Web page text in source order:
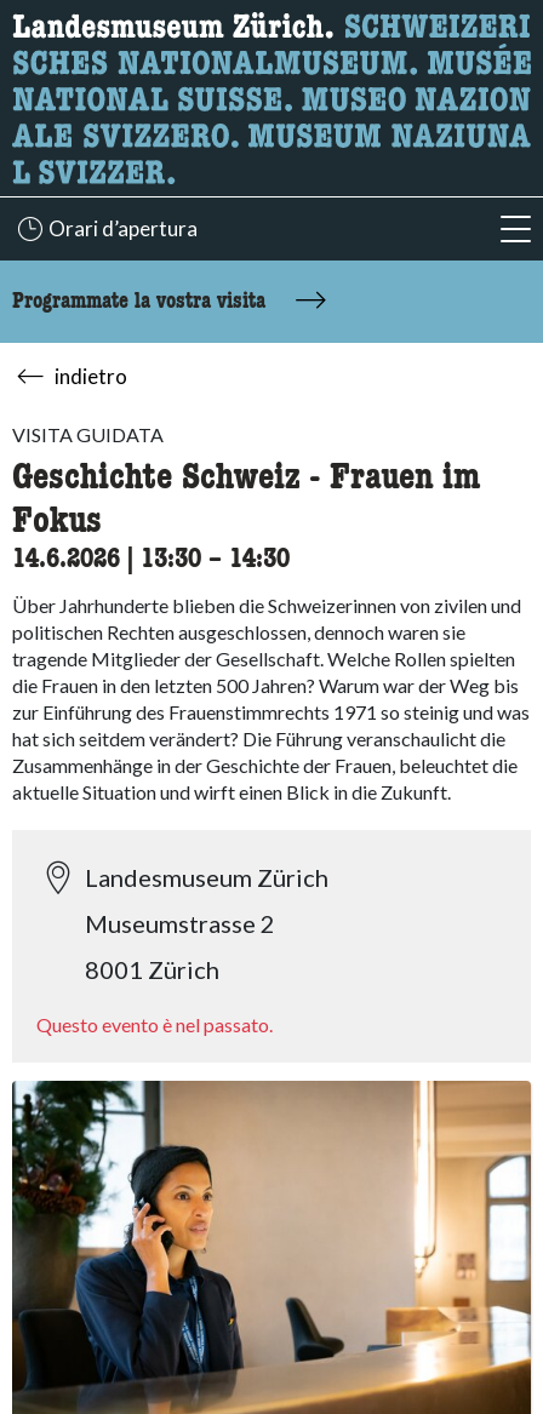
Ricerca
Qui è possibile cercare i contenuti della pagina.
Orari d’apertura
Programmate la vostra visita
indietro
VISITA GUIDATA
Geschichte Schweiz - Frauen im
Fokus
14.6.2026 13:30 accessibility.time_to
– 14:30
Über Jahrhunderte blieben die Schweizerinnen von zivilen und
politischen Rechten ausgeschlossen, dennoch waren sie
tragende Mitglieder der Gesellschaft. Welche Rollen spielten
die Frauen in den letzten 500 Jahren? Warum war der Weg bis
zur Einführung des Frauenstimmrechts 1971 so steinig und was
hat sich seitdem verändert? Die Führung veranschaulicht die
Zusammenhänge in der Geschichte der Frauen, beleuchtet die
aktuelle Situation und wirft einen Blick in die Zukunft.
Landesmuseum Zürich
Museumstrasse 2
8001 Zürich
Questo evento è nel passato.